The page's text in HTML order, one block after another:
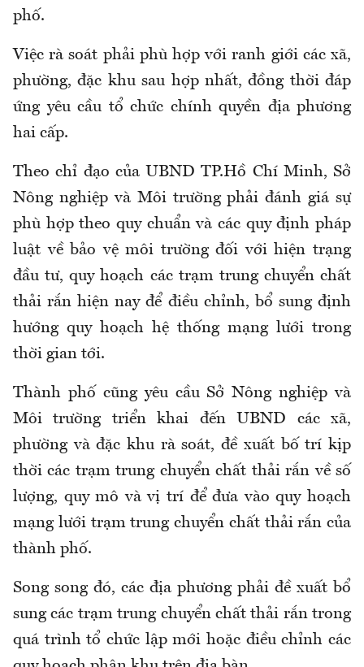
phố.
Việc rà soát phải phù hợp với ranh giới các xã,
phường, đặc khu sau hợp nhất, đồng thời đáp
ứng yêu cầu tổ chức chính quyền địa phương
hai cấp.
Theo chỉ đạo của UBND TP.Hồ Chí Minh, Sở
Nông nghiệp và Môi trường phải đánh giá sự
phù hợp theo quy chuẩn và các quy định pháp
luật về bảo vệ môi trường đối với hiện trạng
đầu tư, quy hoạch các trạm trung chuyển chất
thải rắn hiện nay để điều chỉnh, bổ sung định
hướng quy hoạch hệ thống mạng lưới trong
thời gian tới.
Thành phố cũng yêu cầu Sở Nông nghiệp và
Môi trường triển khai đến UBND các xã,
phường và đặc khu rà soát, đề xuất bố trí kịp
thời các trạm trung chuyển chất thải rắn về số
lượng, quy mô và vị trí để đưa vào quy hoạch
mạng lưới trạm trung chuyển chất thải rắn của
thành phố.
Song song đó, các địa phương phải đề xuất bổ
sung các trạm trung chuyển chất thải rắn trong
quá trình tổ chức lập mới hoặc điều chỉnh các